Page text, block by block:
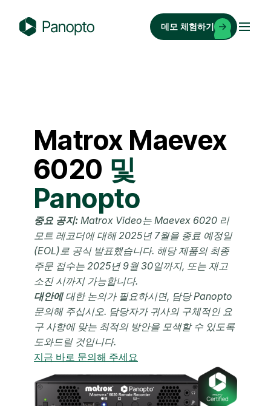
데모 체험하기
Matrox Maevex
6020 및
Panopto
중요 공지: Matrox Video는 Maevex 6020 리
모트 레코더에 대해 2025년 7월을 종료 예정일
(EOL)로 공식 발표했습니다. 해당 제품의 최종
주문 접수는 2025년 9월 30일까지, 또는 재고
소진 시까지 가능합니다.
대안에대한 논의가 필요하시면, 담당 Panopto
문의해 주십시오. 담당자가 귀사의 구체적인 요
구 사항에 맞는 최적의 방안을 모색할 수 있도록
도와드릴 것입니다.
지금 바로 문의해 주세요